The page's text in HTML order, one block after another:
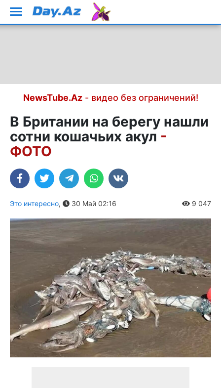
NewsTube.Az- видео без ограничений!
В Британии на берегу нашли
сотни кошачьих акул -
ФОТО
Это интересно, 30 Май 02:16 9 047